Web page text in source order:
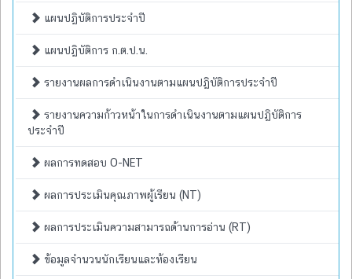
แผนปฏิบัติการประจำปี
แผนปฏิบัติการ ก.ต.ป.น.
รายงานผลการดำเนินงานตามแผนปฏิบัติการประจำปี
รายงานความก้าวหน้าในการดำเนินงานตามแผนปฏิบัติการ
ประจำปี
ผลการทดสอบ O-NET
ผลการประเมินคุณภาพผู้เรียน (NT)
ผลการประเมินความสามารถด้านการอ่าน (RT)
ข้อมูลจำนวนนักเรียนและห้องเรียน